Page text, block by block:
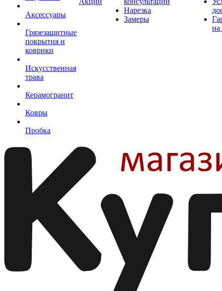
Аксессуары
Грязезащитные
покрытия и
коврики
Искусственная
трава
Керамогранит
Ковры
Пробка
Нарезка
Замеры
на